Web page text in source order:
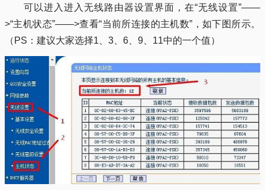
可以进入进入无线路由器设置界面，在“无线设置”——
>“主机状态”——>查看“当前所连接的主机数”，如下图所示。
（PS：建议大家选择1、3、6、9、11中的一个值）